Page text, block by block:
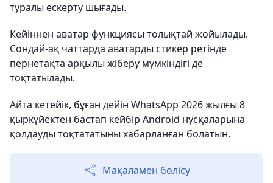
туралы ескерту шығады.
Кейіннен аватар функциясы толықтай жойылады.
Сондай-ақ чаттарда аватарды стикер ретінде
пернетақта арқылы жіберу мүмкіндігі де
тоқтатылады.
Айта кетейік, бұған дейін WhatsApp 2026 жылғы 8
қыркүйектен бастап кейбір Android нұсқаларына
қолдауды тоқтататыны хабарланған болатын.
Мақаламен бөлісу